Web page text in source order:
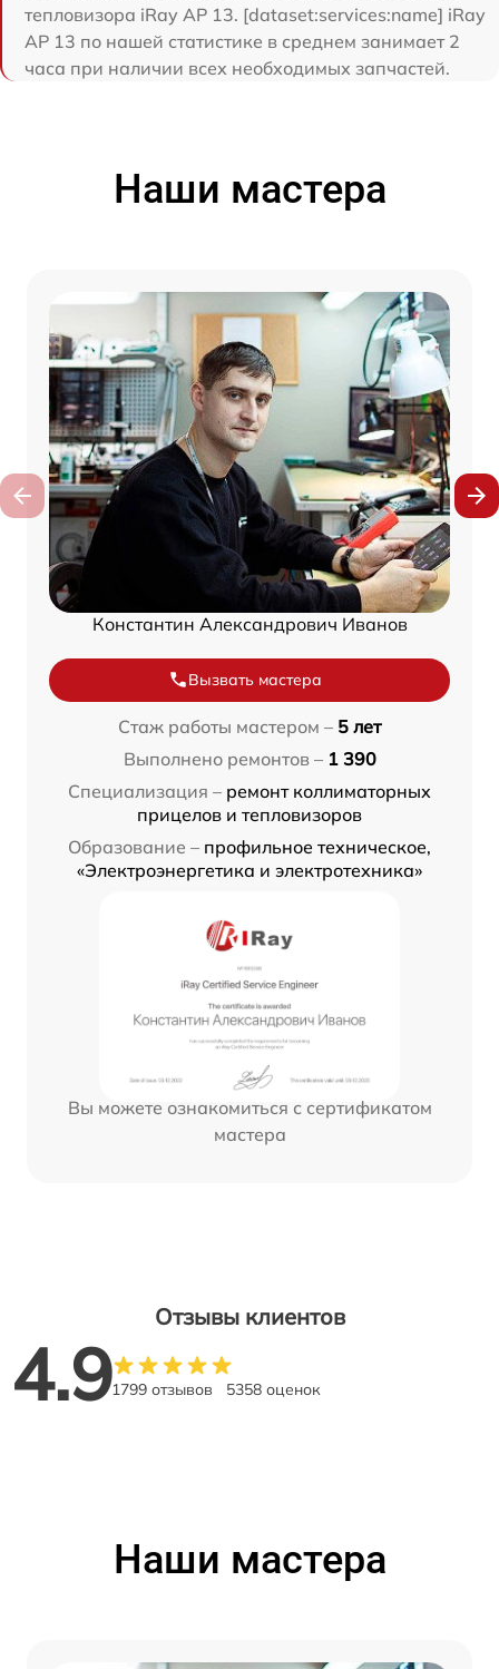
тепловизора iRay AP 13. [dataset:services:name] iRay
AP 13 по нашей статистике в среднем занимает 2
часа при наличии всех необходимых запчастей.
Наши мастера
Константин Александрович Иванов
Вызвать мастера
Стаж работы мастером – 5 лет
Выполнено ремонтов – 1 390
Специализация – ремонт коллиматорных
прицелов и тепловизоров
Образование – профильное техническое,
«Электроэнергетика и электротехника»
Вы можете ознакомиться с сертификатом
мастера
Отзывы клиентов
4.91799 отзывов 5358 оценок
Наши мастера